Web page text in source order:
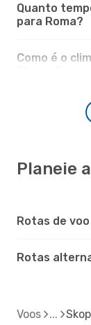
Quanto
para Roma?
Como é o
Planeie
Rotas de
Rotas
Voos